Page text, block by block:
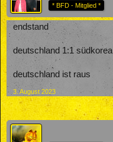
* BFD - Mitglied *
endstand
deutschland 1:1 südkorea
deutschland ist raus
3. August 2023